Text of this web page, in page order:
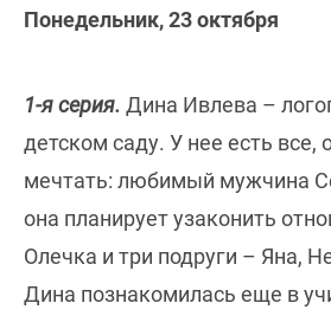
Понедельник, 23 октября
1-я серия. Дина Ивлева –
детском саду. У нее есть
мечтать: любимый мужчина
она планирует узаконить
Олечка и три подруги – Яна,
Дина познакомилась еще в